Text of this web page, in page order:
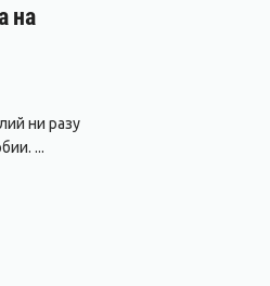
на
ни разу
...